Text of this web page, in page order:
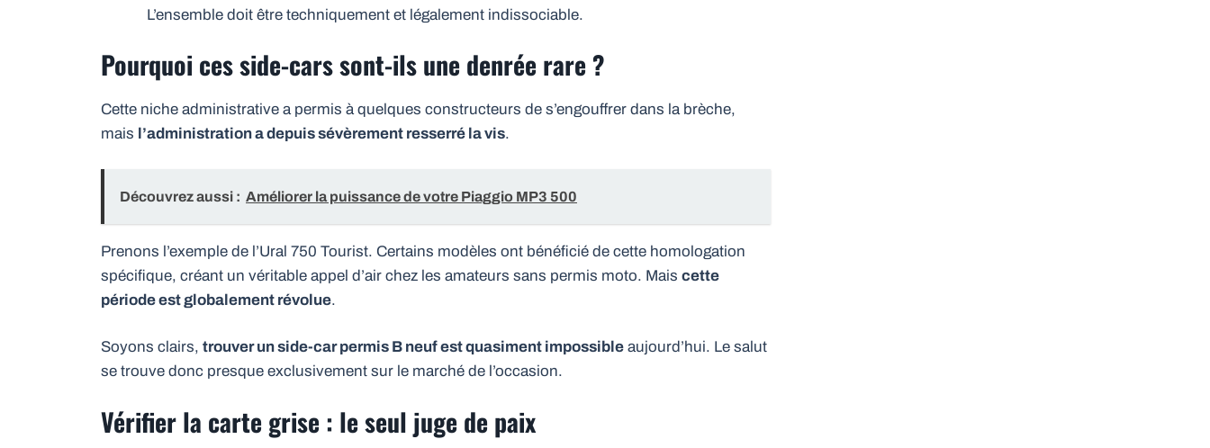
L’ensemble doit être techniquement et légalement indissociable.
Pourquoi ces side-cars sont-ils une denrée rare ?
Cette niche administrative a permis à quelques constructeurs de s’engouffrer dans la brèche,
mais l’administration a depuis sévèrement resserré la vis.
Découvrez aussi : Améliorer la puissance de votre Piaggio MP3 500
Prenons l’exemple de l’Ural 750 Tourist. Certains modèles ont bénéficié de cette homologation
spécifique, créant un véritable appel d’air chez les amateurs sans permis moto. Mais cette
période est globalement révolue.
Soyons clairs, trouver un side-car permis B neuf est quasiment impossible aujourd’hui. Le salut
se trouve donc presque exclusivement sur le marché de l’occasion.
Vérifier la carte grise : le seul juge de paix